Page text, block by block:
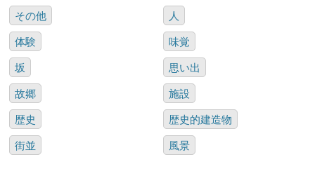
その他
人
体験
味覚
坂
思い出
故郷
施設
歴史
歴史的建造物
街並
風景